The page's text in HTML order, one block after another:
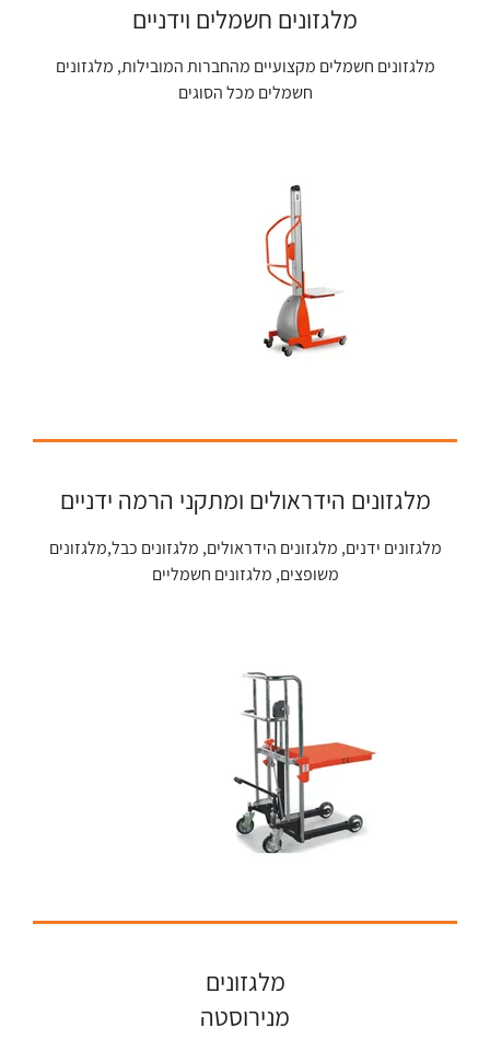
מלגזונים חשמלים וידניים
מלגזונים חשמלים מקצועיים מהחברות המובילות, מלגזונים
חשמלים מכל הסוגים
מלגזונים הידראולים ומתקני הרמה ידניים
מלגזונים ידנים, מלגזונים הידראולים, מלגזונים כבל,מלגזונים
משופצים, מלגזונים חשמליים
מלגזונים
מנירוסטה